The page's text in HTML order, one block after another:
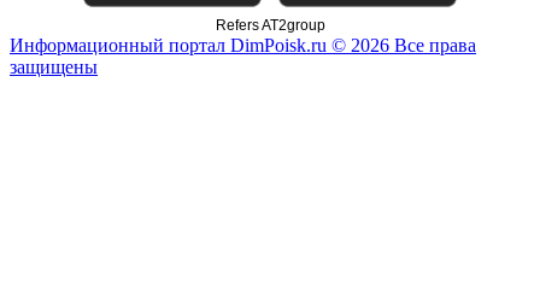
Refers AT2group
Информационный портал DimPoisk.ru © 2026 Все права
защищены